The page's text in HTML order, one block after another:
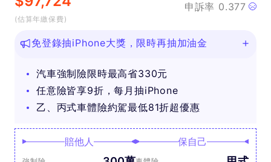
(估算年繳保費)
申訴率 0.377
免登錄抽iPhone大獎，限時再抽加油金
汽車強制險限時最高省330元
任意險皆享9折，每月抽iPhone
乙、丙式車體險約駕最低81折超優惠
賠他人 保自己